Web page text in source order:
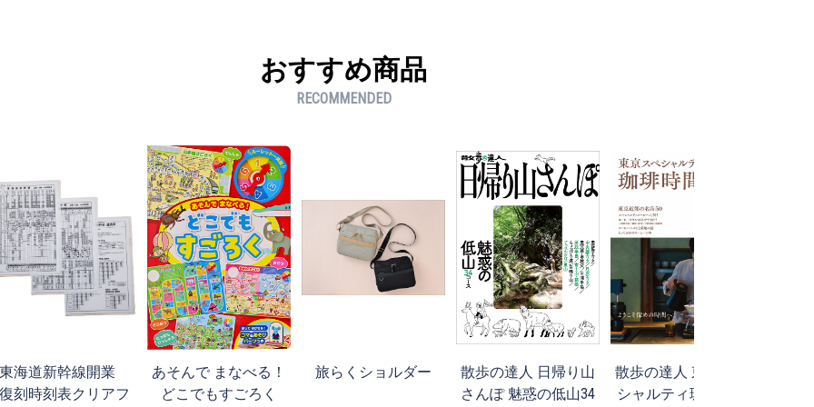
おすすめ商品
RECOMMENDED
東海道新幹線開業
復刻時刻表クリアフ
あそんで まなべる！
どこでもすごろく
旅らくショルダー
散歩の達人 日帰り山
さんぽ 魅惑の低山34
散歩の達人 東京スペ
シャルティ珈琲時間